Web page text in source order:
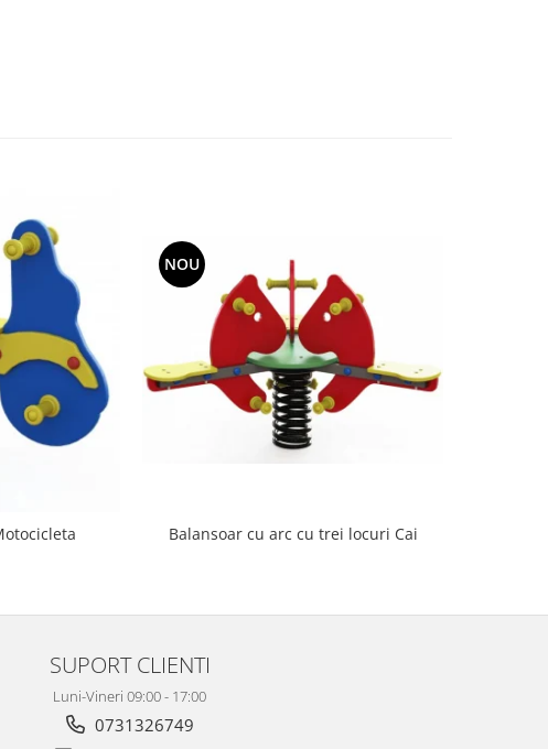
NOU
Balansoar cu arc cu trei locuri Cai
SUPORT CLIENTI
Luni-Vineri 09:00 - 17:00
0731326749